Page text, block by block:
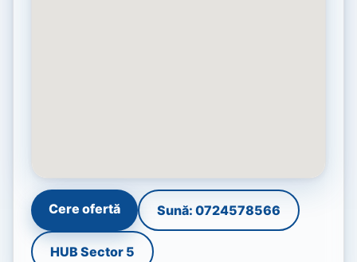
Cere ofertă Sună: 0724578566
HUB Sector 5